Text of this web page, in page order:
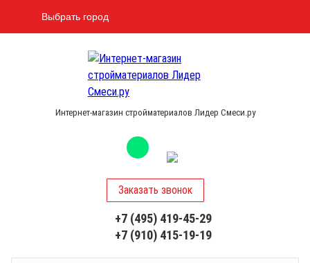
Выбрать город
Интернет-магазин стройматериалов Лидер Смеси.ру
Заказать звонок
+7 (495) 419-45-29
+7 (910) 415-19-19